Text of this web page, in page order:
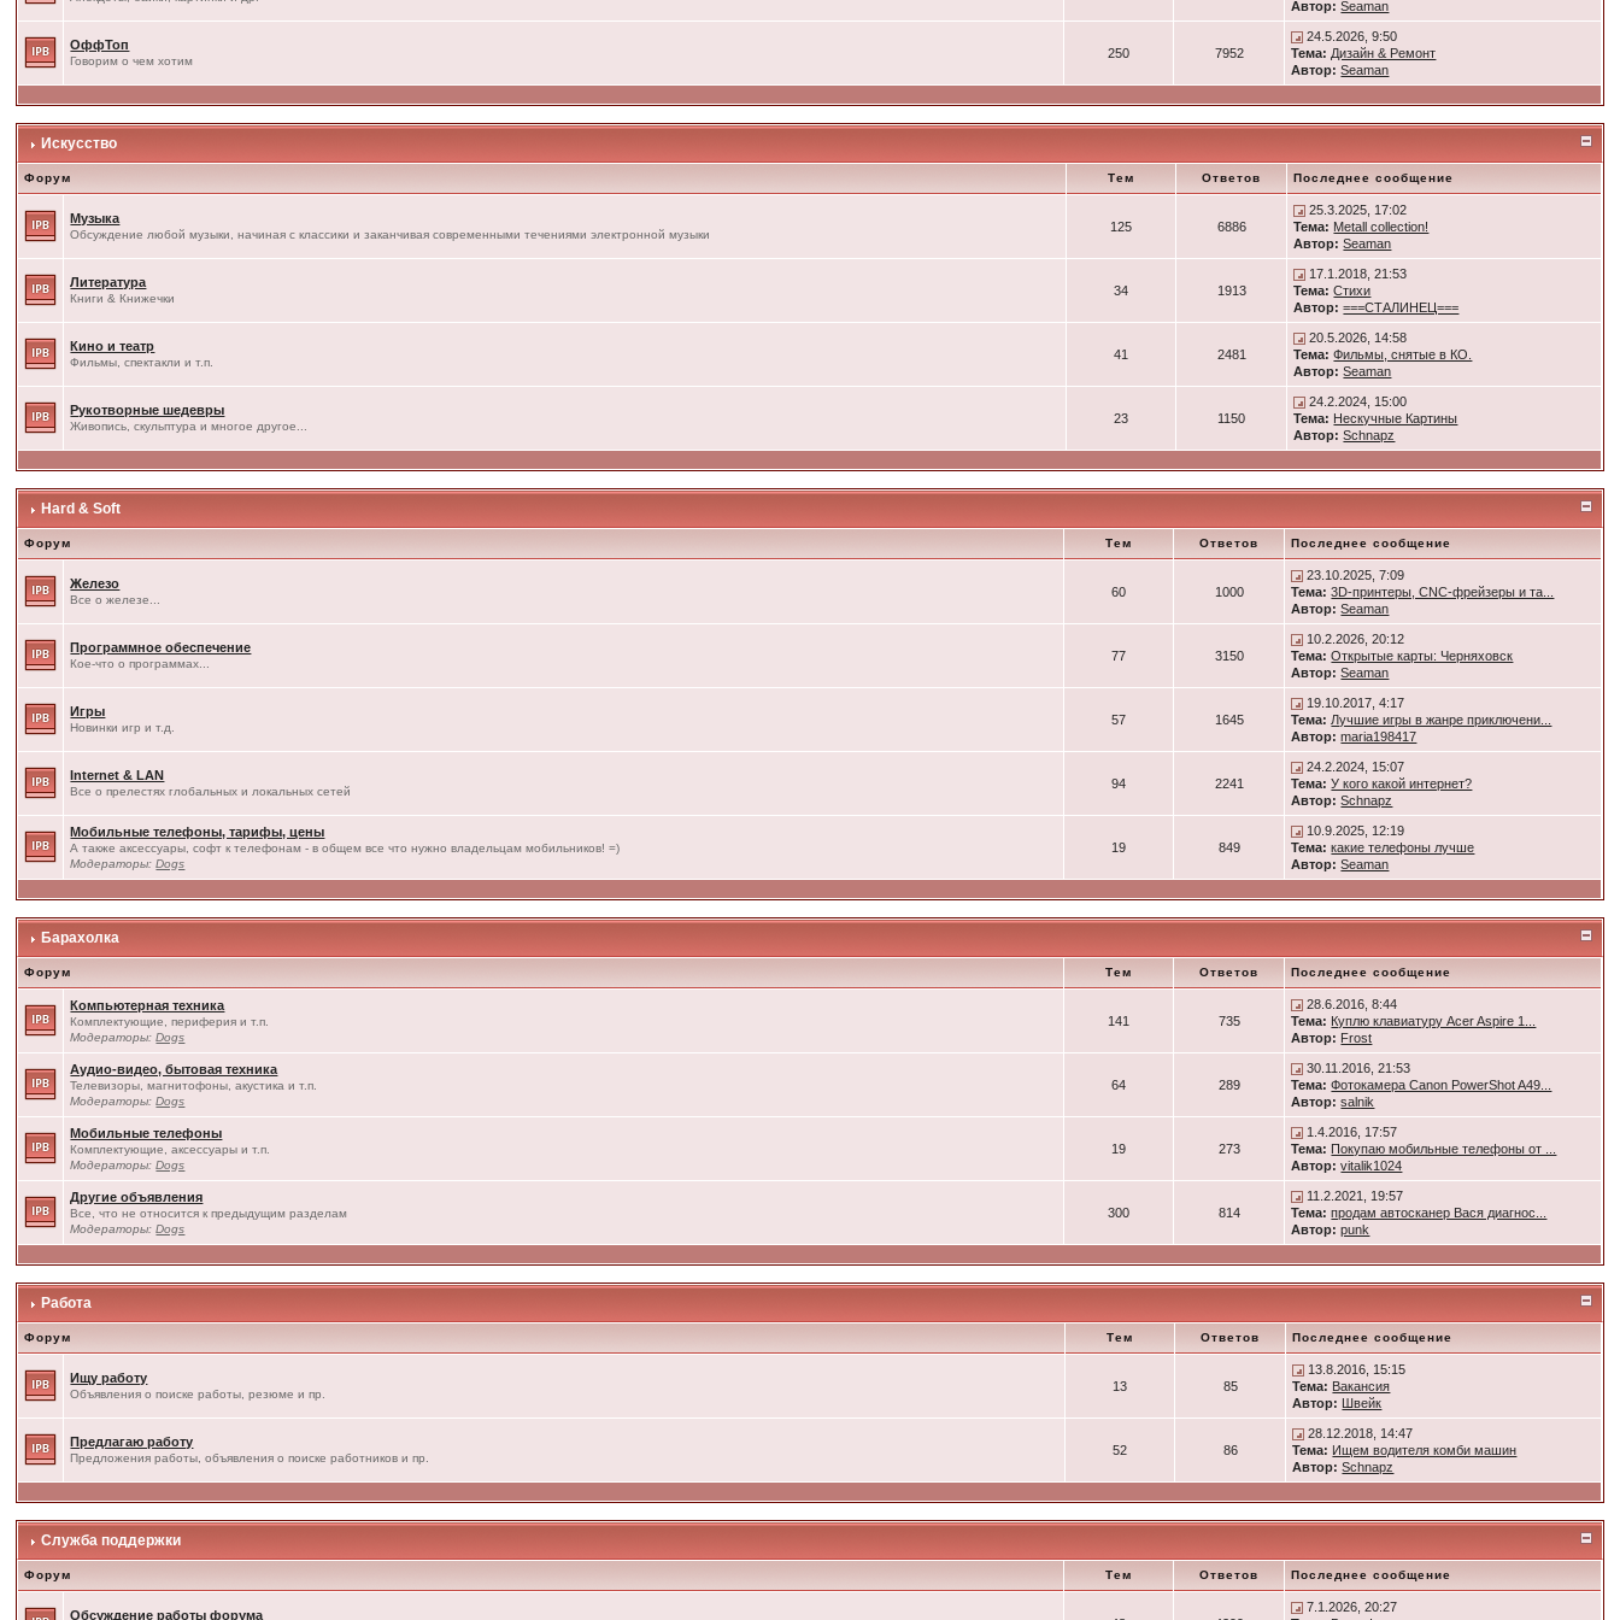
Автор: Seaman
ОффТоп
Говорим о чем хотим
250 7952
24.5.2026, 9:50
Тема: Дизайн & Ремонт
Автор: Seaman
Искусство
Форум Тем Ответов Последнее сообщение
Музыка
Обсуждение любой музыки, начиная с классики и заканчивая современными течениями электронной музыки
125 6886
25.3.2025, 17:02
Тема: Metall collection!
Автор: Seaman
Литература
Книги & Книжечки
34 1913
17.1.2018, 21:53
Тема: Стихи
Автор: ===СТАЛИНЕЦ===
Кино и театр
Фильмы, спектакли и т.п.
41 2481
20.5.2026, 14:58
Тема: Фильмы, снятые в КО.
Автор: Seaman
Рукотворные шедевры
Живопись, скульптура и многое другое...
23 1150
24.2.2024, 15:00
Тема: Нескучные Картины
Автор: Schnapz
Hard & Soft
Форум Тем Ответов Последнее сообщение
Железо
Все о железе...
60 1000
23.10.2025, 7:09
Тема: 3D-принтеры, CNC-фрейзеры и та...
Автор: Seaman
Программное обеспечение
Кое-что о программах...
77 3150
10.2.2026, 20:12
Тема: Открытые карты: Черняховск
Автор: Seaman
Игры
Новинки игр и т.д.
57 1645
19.10.2017, 4:17
Тема: Лучшие игры в жанре приключени...
Автор: maria198417
Internet & LAN
Все о прелестях глобальных и локальных сетей
94 2241
24.2.2024, 15:07
Тема: У кого какой интернет?
Автор: Schnapz
Мобильные телефоны, тарифы, цены
А также аксессуары, софт к телефонам - в общем все что нужно владельцам мобильников! =)
Модераторы:Dogs
19 849
10.9.2025, 12:19
Тема: какие телефоны лучше
Автор: Seaman
Барахолка
Форум Тем Ответов Последнее сообщение
Компьютерная техника
Комплектующие, периферия и т.п.
Модераторы:Dogs
141 735
28.6.2016, 8:44
Тема: Куплю клавиатуру Acer Aspire 1...
Автор: Frost
Аудио-видео, бытовая техника
Телевизоры, магнитофоны, акустика и т.п.
Модераторы:Dogs
64 289
30.11.2016, 21:53
Тема: Фотокамера Canon PowerShot A49...
Автор: salnik
Мобильные телефоны
Комплектующие, аксессуары и т.п.
Модераторы:Dogs
19 273
1.4.2016, 17:57
Тема: Покупаю мобильные телефоны от ...
Автор: vitalik1024
Другие объявления
Все, что не относится к предыдущим разделам
Модераторы:Dogs
300 814
11.2.2021, 19:57
Тема: продам автосканер Вася диагнос...
Автор: punk
Работа
Форум Тем Ответов Последнее сообщение
Ищу работу
Объявления о поиске работы, резюме и пр.
13 85
13.8.2016, 15:15
Тема: Вакансия
Автор: Швейк
Предлагаю работу
Предложения работы, объявления о поиске работников и пр.
52 86
28.12.2018, 14:47
Тема: Ищем водителя комби машин
Автор: Schnapz
Служба поддержки
Форум Тем Ответов Последнее сообщение
Обсуждение работы форума
7.1.2026, 20:27